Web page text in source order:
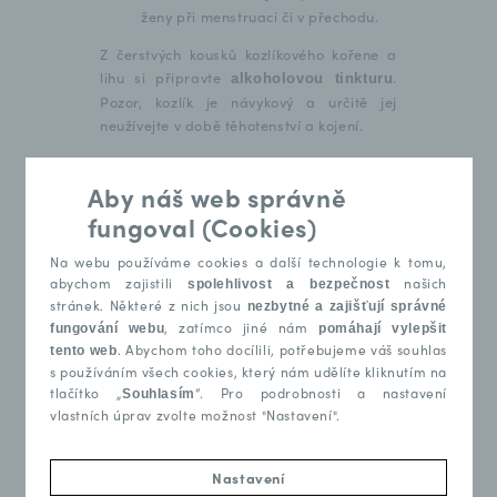
ženy při menstruaci či v přechodu.
Z čerstvých kousků kozlíkového kořene a
lihu si připravtealkoholovou tinkturu.
Pozor, kozlík je návykový a určitě jej
neužívejte v době těhotenství a kojení.
Šípky
Šípky, plody růže šípkové, se v letošním
roce začínají červenat už na začátku září.
Počkejte si však až budou dokonale
vyzrálé, aby měly co nejvyšší obsah
vitamínu C.
Šípky utužují fyzické i psychické
zdraví,posilují nervyi imunitu,
,
prospěšné i pro hormonální systém.
Aby náš web správně
fungoval (Cookies)
Na webu používáme cookies a další technologie k tomu,
abychom zajistili
spolehlivost a bezpečnost
našich
stránek. Některé z nich jsou nezbytné a zajišťují správné
fungování webu, zatímco jiné nám
pomáhají vylepšit
tento web. Abychom toho docílili, potřebujeme váš souhlas
s používáním všech cookies, který nám udělíte kliknutím na
tlačítko „Souhlasím“. Pro podrobnosti a nastavení
vlastních úprav zvolte možnost "Nastavení".
Nastavení